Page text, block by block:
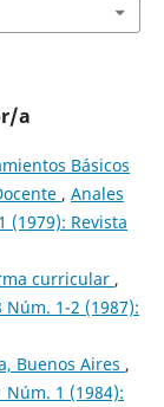
a
Básicos
, Anales
(1979): Revista
curricular ,
Núm. 1-2 (1987):
Buenos Aires ,
Núm. 1 (1984):